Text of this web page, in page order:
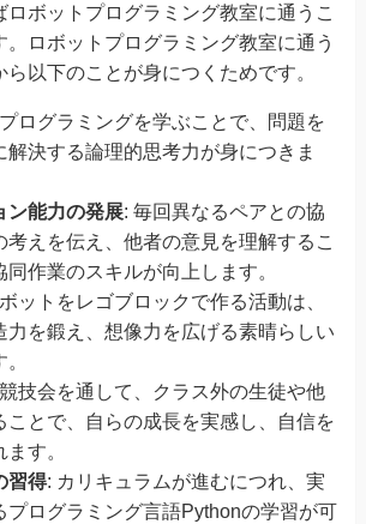
ロボットプログラミング教室に通うこ
。ロボットプログラミング教室に通う
以下のことが身につくためです。
ログラミングを学ぶことで、問題を
解決する論理的思考力が身につきま
ン能力の発展: 毎回異なるペアとの協
考えを伝え、他者の意見を理解するこ
作業のスキルが向上します。
ットをレゴブロックで作る活動は、
力を鍛え、想像力を広げる素晴らしい
技会を通して、クラス外の生徒や他
ことで、自らの成長を実感し、自信を
す。
習得: カリキュラムが進むにつれ、実
プログラミング言語Pythonの学習が可